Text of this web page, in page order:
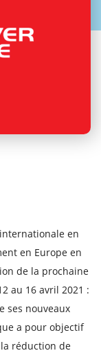
en
en Europe en
de la prochaine
au 16 avril 2021 :
ses nouveaux
a pour objectif
réduction de